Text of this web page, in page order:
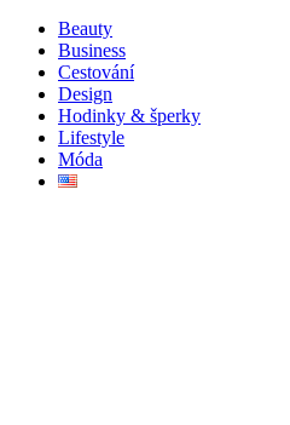
Beauty
Business
Cestování
Design
Hodinky & šperky
Lifestyle
Móda